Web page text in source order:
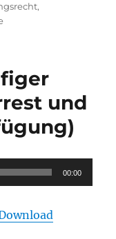
,
zu
Zustellungsrecht,
Fristenberechnung
und
Wiedereinsetzung
in
Stand
und
00:00